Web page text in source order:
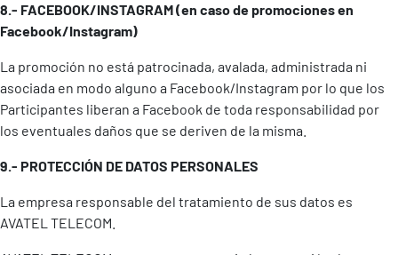
8.- FACEBOOK/INSTAGRAM (en caso de promociones en
Facebook/Instagram)
La promoción no está patrocinada, avalada, administrada ni
asociada en modo alguno a Facebook/Instagram por lo que los
Participantes liberan a Facebook de toda responsabilidad por
los eventuales daños que se deriven de la misma.
9.- PROTECCIÓN DE DATOS PERSONALES
La empresa responsable del tratamiento de sus datos es
AVATEL TELECOM.